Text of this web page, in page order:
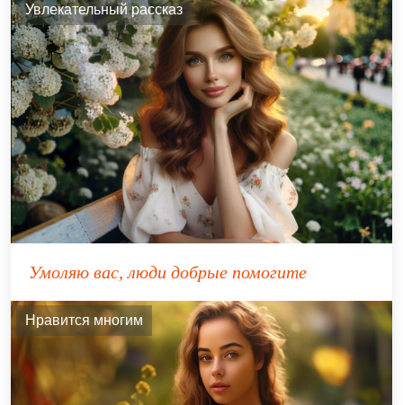
Увлекательный рассказ
Умоляю вас, люди добрые помогите
Нравится многим